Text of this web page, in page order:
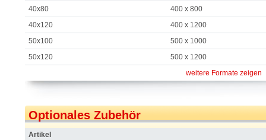
40x80
400 x 800
40x120
400 x 1200
50x100
500 x 1000
50x120
500 x 1200
weitere Formate zeigen
Optionales Zubehör
Artikel